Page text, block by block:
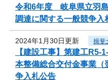
令和6年度 岐阜県立羽
調達に関する一般競争入
2024年1月30日更新 揖斐
【建設工事】第建工
本整備総合交付金事業（
争入札公告